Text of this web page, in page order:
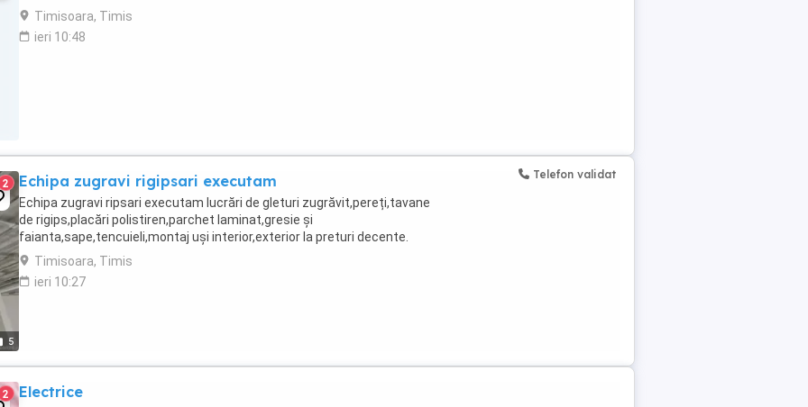
Timisoara, Timis
ieri 10:48
5
2 Echipa zugravi rigipsari executam
Echipa zugravi ripsari executam lucrări de gleturi zugrăvit,pereți,tavane
de rigips,placări polistiren,parchet laminat,gresie și
faianta,sape,tencuieli,montaj uși interior,exterior la preturi decente.
Timisoara, Timis
ieri 10:27
Telefon validat
2 Electrice